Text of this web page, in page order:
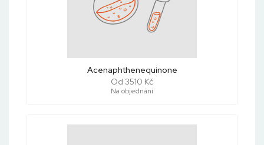
Acenaphthenequinone
Od 3510 Kč
Na objednání